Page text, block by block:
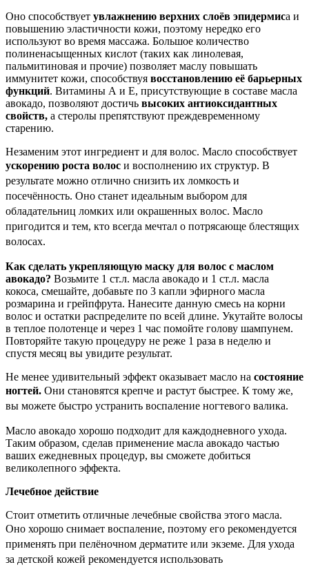
Оно способствует увлажнению верхних слоёв эпидермиса и
повышению эластичности кожи, поэтому нередко его
используют во время массажа. Большое количество
полиненасыщенных кислот (таких как линолевая,
пальмитиновая и прочие) позволяет маслу повышать
иммунитет кожи, способствуя восстановлению её барьерных
функций. Витамины А и Е, присутствующие в составе масла
авокадо, позволяют достичь высоких антиоксидантных
свойств, а стеролы препятствуют преждевременному
старению.
Незаменим этот ингредиент и для волос. Масло способствует
ускорению роста волос и восполнению их структур. В
результате можно отлично снизить их ломкость и
посечённость. Оно станет идеальным выбором для
обладательниц ломких или окрашенных волос. Масло
пригодится и тем, кто всегда мечтал о потрясающе блестящих
волосах.
Как сделать укрепляющую маску для волос с маслом
авокадо? Возьмите 1 ст.л. масла авокадо и 1 ст.л. масла
кокоса, смешайте, добавьте по 3 капли эфирного масла
розмарина и грейпфрута. Нанесите данную смесь на корни
волос и остатки распределите по всей длине. Укутайте волосы
в теплое полотенце и через 1 час помойте голову шампунем.
Повторяйте такую процедуру не реже 1 раза в неделю и
спустя месяц вы увидите результат.
Не менее удивительный эффект оказывает масло на состояние
ногтей. Они становятся крепче и растут быстрее. К тому же,
вы можете быстро устранить воспаление ногтевого валика.
Масло авокадо хорошо подходит для каждодневного ухода.
Таким образом, сделав применение масла авокадо частью
ваших ежедневных процедур, вы сможете добиться
великолепного эффекта.
Лечебное действие
Стоит отметить отличные лечебные свойства этого масла.
Оно хорошо снимает воспаление, поэтому его рекомендуется
применять при пелёночном дерматите или экземе. Для ухода
за детской кожей рекомендуется использовать